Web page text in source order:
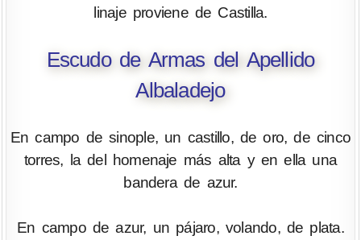
linaje proviene de Castilla.
Escudo de Armas del Apellido
Albaladejo
En campo de sinople, un castillo, de oro, de cinco
torres, la del homenaje más alta y en ella una
bandera de azur.
En campo de azur, un pájaro, volando, de plata.